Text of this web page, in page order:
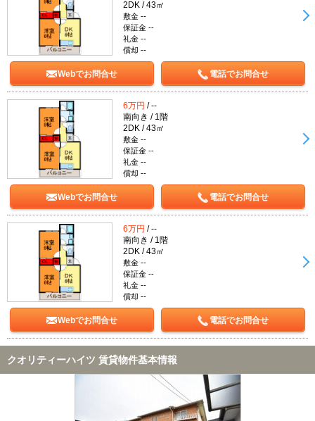
2DK / 43㎡
敷金 --
保証金 --
礼金 --
償却 --
Webでお問合せ 電話でお問合せ
6万円 / --
南向き / 1階
2DK / 43㎡
敷金 --
保証金 --
礼金 --
償却 --
Webでお問合せ 電話でお問合せ
6万円 / --
南向き / 1階
2DK / 43㎡
敷金 --
保証金 --
礼金 --
償却 --
Webでお問合せ 電話でお問合せ
クオリティーハイツ 賃貸物件基本情報